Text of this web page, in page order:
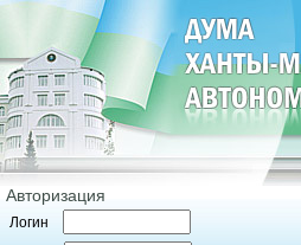
Авторизация
Логин